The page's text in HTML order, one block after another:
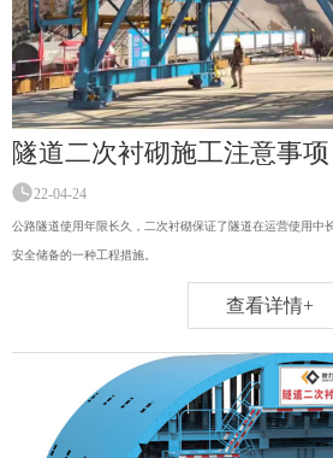
隧道二次衬砌施工注意事项
22-04-24
公路隧道使用年限长久，二次衬砌保证了隧道在运营使用中
安全储备的一种工程措施。
查看详情+